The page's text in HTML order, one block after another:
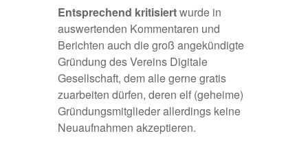
Entsprechend kritisiertwurde in
auswertenden Kommentaren und
Berichten auch die groß angekündigte
Gründung des Vereins Digitale
Gesellschaft, dem alle gerne gratis
zuarbeiten dürfen, deren elf (geheime)
Gründungsmitglieder allerdings keine
Neuaufnahmen akzeptieren.